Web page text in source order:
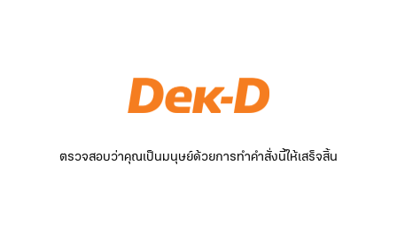
ตรวจสอบว่าคุณเป็นมนุษย์ด้วยการทำคำสั่งนี้ให้เสร็จสิ้น